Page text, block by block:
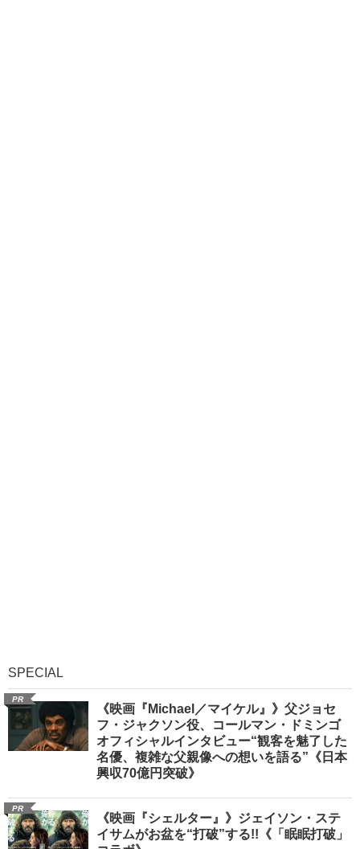
SPECIAL
PR
《映画『Michael／マイケル』》父ジョセ
フ・ジャクソン役、コールマン・ドミンゴ
オフィシャルインタビュー“観客を魅了した
名優、複雑な父親像への想いを語る”《日本
興収70億円突破》
PR
《映画『シェルター』》ジェイソン・ステ
イサムがお盆を“打破”する!!《「眠眠打破」